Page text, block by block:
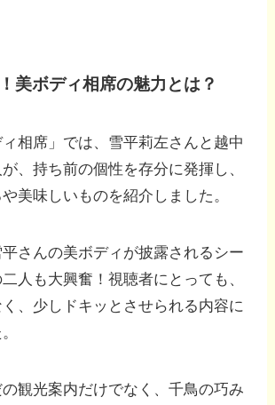
美ボディ相席の魅力とは？
相席」では、雪平莉左さんと越中
、持ち前の個性を存分に発揮し、
美味しいものを紹介しました。
さんの美ボディが披露されるシー
人も大興奮！視聴者にとっても、
、少しドキッとさせられる内容に
観光案内だけでなく、千鳥の巧み